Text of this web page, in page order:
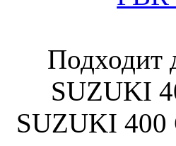
Подходит
SUZUKI
SUZUKI 400